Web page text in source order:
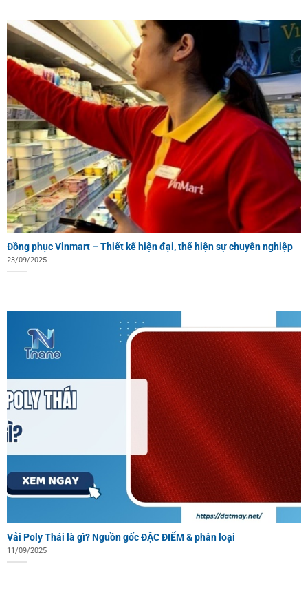
Đồng phục Vinmart – Thiết kế hiện đại, thể hiện sự chuyên nghiệp
23/09/2025
Vải Poly Thái là gì? Nguồn gốc ĐẶC ĐIỂM & phân loại
11/09/2025